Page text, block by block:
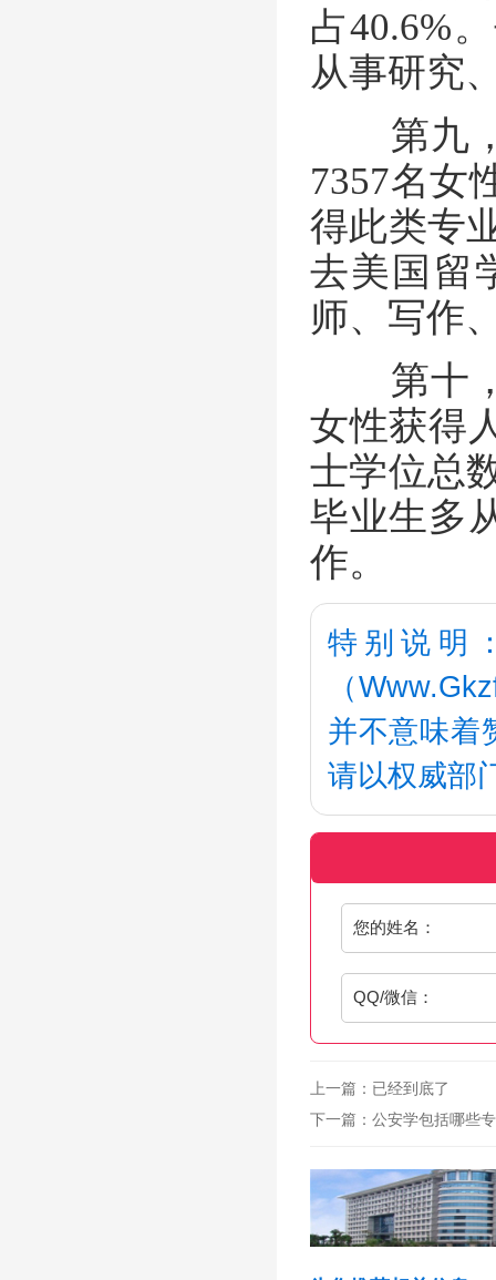
占40.6%
从事研究
第九，
7357名女
得此类专
去美国留
师、写作
第十，
女性获得
士学位总
毕业生多
作。
特别说明
（
并不意味着
请以权威部
您的姓名：
QQ/微信：
上一篇：已经到底了
下一篇： 公安学包括哪些